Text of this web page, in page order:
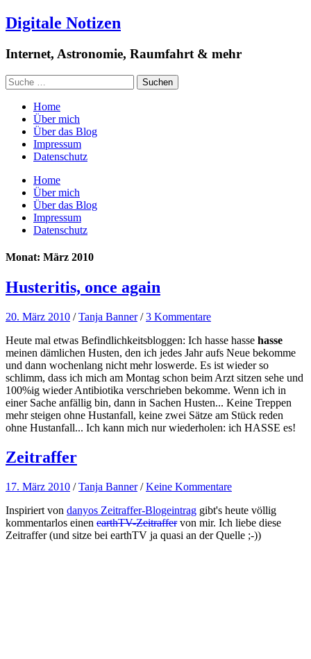
Digitale Notizen
Internet, Astronomie, Raumfahrt & mehr
Home
Über mich
Über das Blog
Impressum
Datenschutz
Home
Über mich
Über das Blog
Impressum
Datenschutz
Monat: März 2010
Husteritis, once again
20. März 2010 /Tanja Banner /3 Kommentare
Heute mal etwas Befindlichkeitsbloggen: Ich hasse hasse hasse
meinen dämlichen Husten, den ich jedes Jahr aufs Neue bekomme
und dann wochenlang nicht mehr loswerde. Es ist wieder so
schlimm, dass ich mich am Montag schon beim Arzt sitzen sehe und
100%ig wieder Antibiotika verschrieben bekomme. Wenn ich in
einer Sache anfällig bin, dann in Sachen Husten... Keine Treppen
mehr steigen ohne Hustanfall, keine zwei Sätze am Stück reden
ohne Hustanfall... Ich kann mich nur wiederholen: ich HASSE es!
Zeitraffer
17. März 2010 /Tanja Banner /Keine Kommentare
Inspiriert von danyos Zeitraffer-Blogeintrag gibt's heute völlig
kommentarlos einen earthTV-Zeitraffervon mir. Ich liebe diese
Zeitraffer (und sitze bei earthTV ja quasi an der Quelle ;-))